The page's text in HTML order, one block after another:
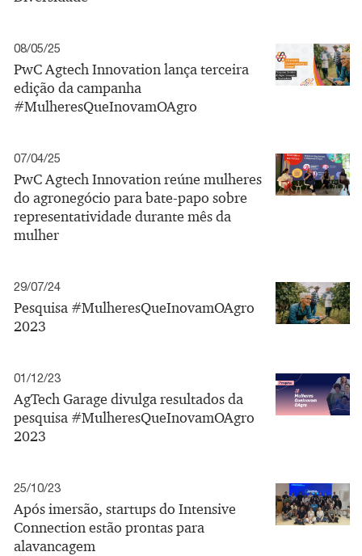
08/05/25
PwC Agtech Innovation lança terceira
edição da campanha
#MulheresQueInovamOAgro
07/04/25
PwC Agtech Innovation reúne mulheres
do agronegócio para bate-papo sobre
representatividade durante mês da
mulher
29/07/24
Pesquisa #MulheresQueInovamOAgro
2023
01/12/23
AgTech Garage divulga resultados da
pesquisa #MulheresQueInovamOAgro
2023
25/10/23
Após imersão, startups do Intensive
Connection estão prontas para
alavancagem